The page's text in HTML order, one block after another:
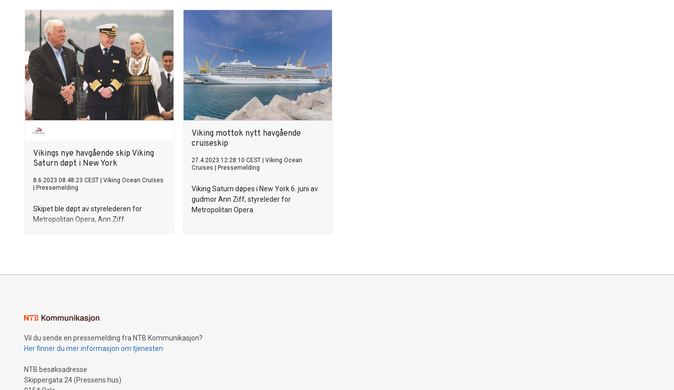
Vikings nye havgående skip Viking
Saturn døpt i New York
8.6.2023 08:48:23 CEST
Viking Ocean Cruises
Pressemelding
Skipet ble døpt av styrelederen for
Metropolitan Opera, Ann Ziff
Viking mottok nytt havgående
cruiseskip
27.4.2023 12:28:10 CEST
Viking Ocean
Cruises
Pressemelding
Viking Saturn døpes i New York 6. juni av
gudmor Ann Ziff, styreleder for
Metropolitan Opera
Vil du sende en pressemelding fra NTB Kommunikasjon?
Her finner du mer informasjon om tjenesten
NTB besøksadresse
Skippergata 24 (Pressens hus)